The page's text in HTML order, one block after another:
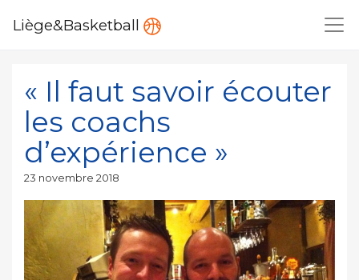
Liège&Basketball
« Il faut savoir écouter
les coachs
d’expérience »
Publié
23 novembre 2018